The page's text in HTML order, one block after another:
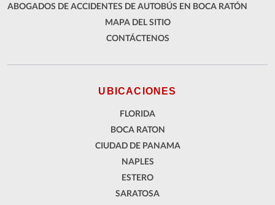
ABOGADOS DE ACCIDENTES DE AUTOBÚS EN BOCA RATÓN
MAPA DEL SITIO
CONTÁCTENOS
UBICACIONES
FLORIDA
BOCA RATON
CIUDAD DE PANAMA
NAPLES
ESTERO
SARATOSA